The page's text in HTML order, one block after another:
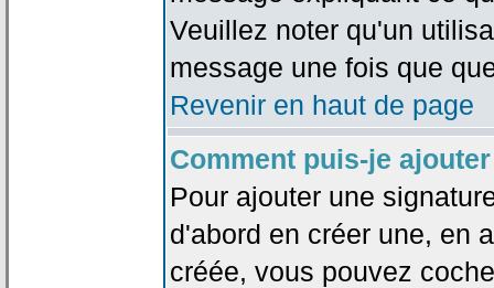
Veuillez noter qu'un
message une fois que
Revenir en haut de page
Comment puis-je
Pour ajouter une
d'abord en créer une, en
créée, vous pouvez